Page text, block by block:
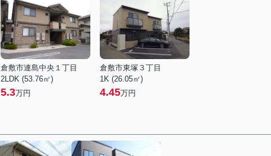
倉敷市連島中央１丁目
2LDK (53.76㎡)
5.3万円
倉敷市東塚３丁目
1K (26.05㎡)
4.45万円